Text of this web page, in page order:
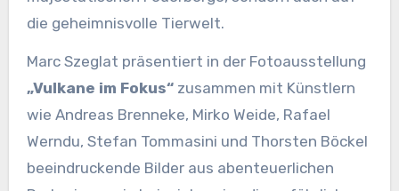
die geheimnisvolle Tierwelt.
Marc Szeglat präsentiert in der Fotoausstellung
„Vulkane im Fokus“zusammen mit Künstlern
wie Andreas Brenneke, Mirko Weide, Rafael
Werndu, Stefan Tommasini und Thorsten Böckel
beeindruckende Bilder aus abenteuerlichen